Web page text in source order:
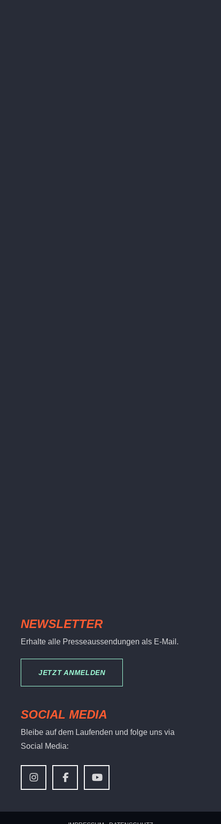
NEWSLETTER
Erhalte alle Presseaussendungen als E-Mail.
JETZT ANMELDEN
SOCIAL MEDIA
Bleibe auf dem Laufenden und folge uns via
Social Media: